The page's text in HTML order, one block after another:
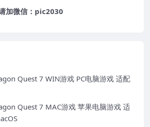
加微信：pic2030
Quest 7 WIN游戏 PC电脑游戏 适配
Quest 7 MAC游戏 苹果电脑游戏 适